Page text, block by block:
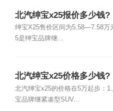
北汽绅宝x25报价多少钱?
绅宝X25售价区间为5.58—7.58万
5是绅宝品牌继...
北汽绅宝x25价格多少钱?
北汽绅宝x25的价格在5万起步：1
宝品牌继紧凑型SUV...